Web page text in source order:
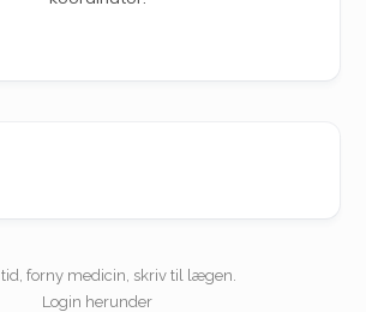
forny medicin, skriv til lægen.
Login herunder